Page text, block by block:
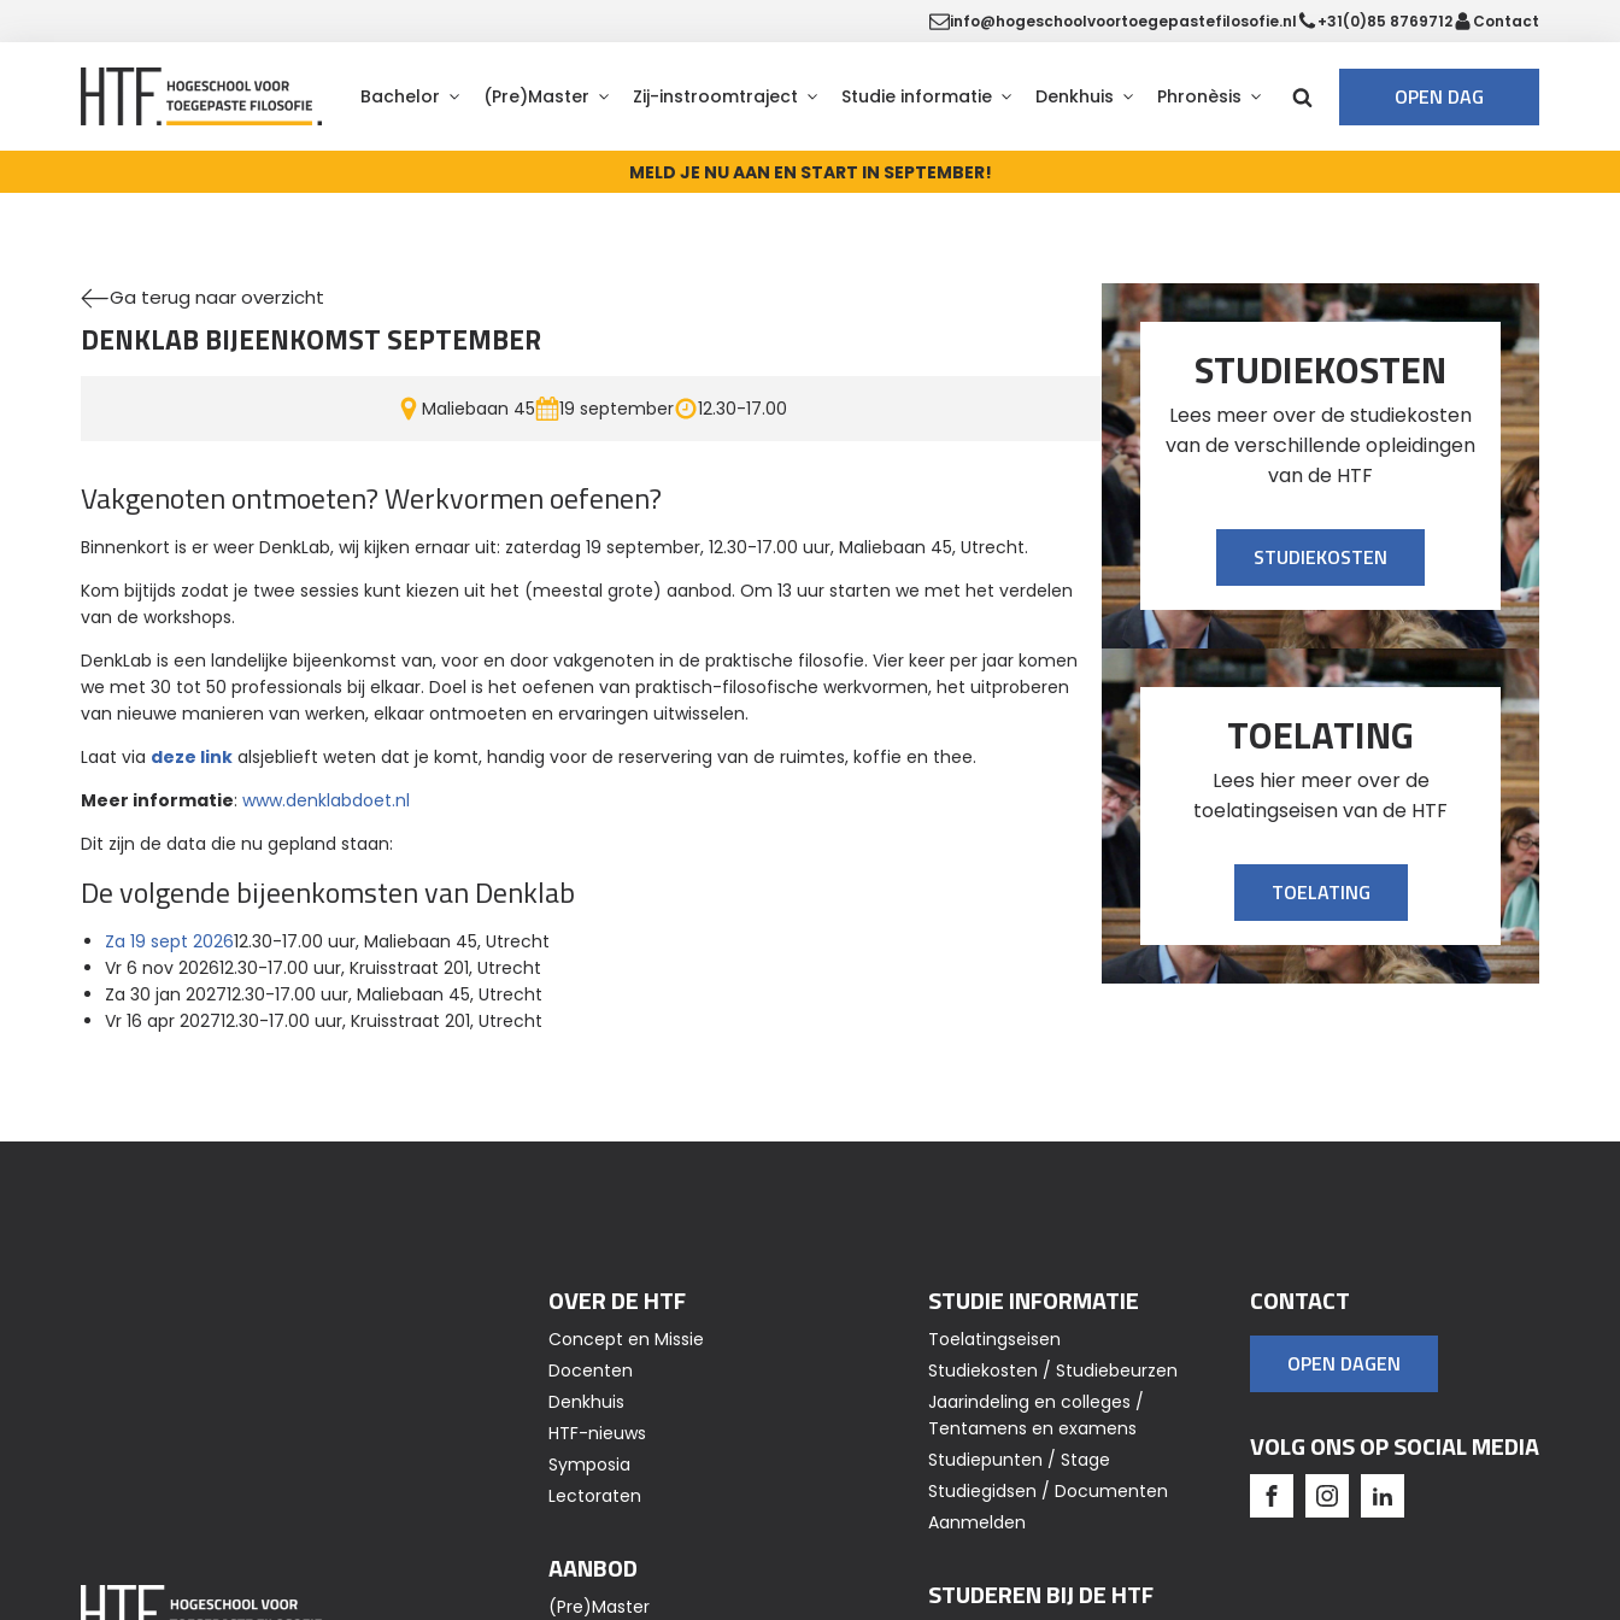
info@hogeschoolvoortoegepastefilosofie.nl +31(0)85 8769712 Contact
Bachelor (Pre)Master Zij-instroomtraject Studie informatie Denkhuis Phronèsis OPEN DAG
MELD JE NU AAN EN START IN SEPTEMBER!
Ga terug naar overzicht
DENKLAB BIJEENKOMST SEPTEMBER
Maliebaan 45 19 september 12.30-17.00
Vakgenoten ontmoeten? Werkvormen oefenen?
Binnenkort is er weer DenkLab, wij kijken ernaar uit: zaterdag 19 september, 12.30-17.00 uur, Maliebaan 45, Utrecht.
Kom bijtijds zodat je twee sessies kunt kiezen uit het (meestal grote) aanbod. Om 13 uur starten we met het verdelen
van de workshops.
DenkLab is een landelijke bijeenkomst van, voor en door vakgenoten in de praktische filosofie. Vier keer per jaar komen
we met 30 tot 50 professionals bij elkaar. Doel is het oefenen van praktisch-filosofische werkvormen, het uitproberen
van nieuwe manieren van werken, elkaar ontmoeten en ervaringen uitwisselen.
Laat via deze link alsjeblieft weten dat je komt, handig voor de reservering van de ruimtes, koffie en thee.
Meer informatie: www.denklabdoet.nl
Dit zijn de data die nu gepland staan:
De volgende bijeenkomsten van Denklab
Za 19 sept 202612.30-17.00 uur, Maliebaan 45, Utrecht
Vr 6 nov 202612.30-17.00 uur, Kruisstraat 201, Utrecht
Za 30 jan 202712.30-17.00 uur, Maliebaan 45, Utrecht
Vr 16 apr 202712.30-17.00 uur, Kruisstraat 201, Utrecht
STUDIEKOSTEN
Lees meer over de studiekosten
van de verschillende opleidingen
van de HTF
STUDIEKOSTEN
TOELATING
Lees hier meer over de
toelatingseisen van de HTF
TOELATING
OVER DE HTF
Concept en Missie
Docenten
Denkhuis
HTF-nieuws
Symposia
Lectoraten
AANBOD
(Pre)Master
STUDIE INFORMATIE
Toelatingseisen
Studiekosten / Studiebeurzen
Jaarindeling en colleges /
Tentamens en examens
Studiepunten / Stage
Studiegidsen / Documenten
Aanmelden
STUDEREN BIJ DE HTF
CONTACT
OPEN DAGEN
VOLG ONS OP SOCIAL MEDIA